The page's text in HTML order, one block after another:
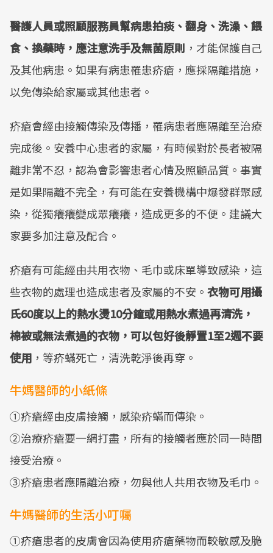
醫護人員或照顧服務員幫病患拍痰、翻身、洗澡、餵
食、換藥時，應注意洗手及無菌原則 ，才能保護自己
及其他病患。如果有病患罹患疥瘡，應採隔離措施，
以免傳染給家屬或其他患者。
疥瘡會經由接觸傳染及傳播，罹病患者應隔離至治療
完成後。安養中心患者的家屬，有時候對於長者被隔
離非常不忍，認為會影響患者心情及照顧品質。事實
是如果隔離不完全，有可能在安養機構中爆發群聚感
染，從獨癢癢變成眾癢癢，造成更多的不便。建議大
家要多加注意及配合。
疥瘡有可能經由共用衣物、毛巾或床單導致感染，這
些衣物的處理也造成患者及家屬的不安。 衣物可用攝
氏60度以上的熱水燙10分鐘或用熱水煮過再清洗，
棉被或無法煮過的衣物，可以包好後靜置1至2週不要
使用 ，等疥蟎死亡，清洗乾淨後再穿。
牛媽醫師的小紙條
①疥瘡經由皮膚接觸，感染疥蟎而傳染。
②治療疥瘡要一網打盡，所有的接觸者應於同一時間
接受治療。
③疥瘡患者應隔離治療，勿與他人共用衣物及毛巾。
牛媽醫師的生活小叮囑
①疥瘡患者的皮膚會因為使用疥瘡藥物而較敏感及脆